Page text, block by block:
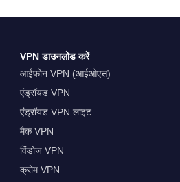
VPN डाउनलोड करें
आईफोन VPN (आईओएस)
एंड्रॉयड VPN
एंड्रॉयड VPN लाइट
मैक VPN
विंडोज VPN
क्रोम VPN